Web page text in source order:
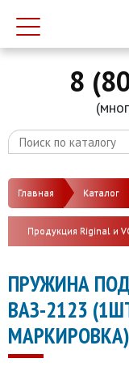
8
Главная Каталог
Продукция Riginal и
ПРУЖИНА
ВАЗ-2123
МАРКИРОВКА)